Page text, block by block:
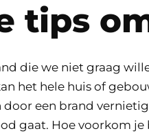
tips
die we niet graag
het hele huis of
een brand
gaat. Hoe voorkom je